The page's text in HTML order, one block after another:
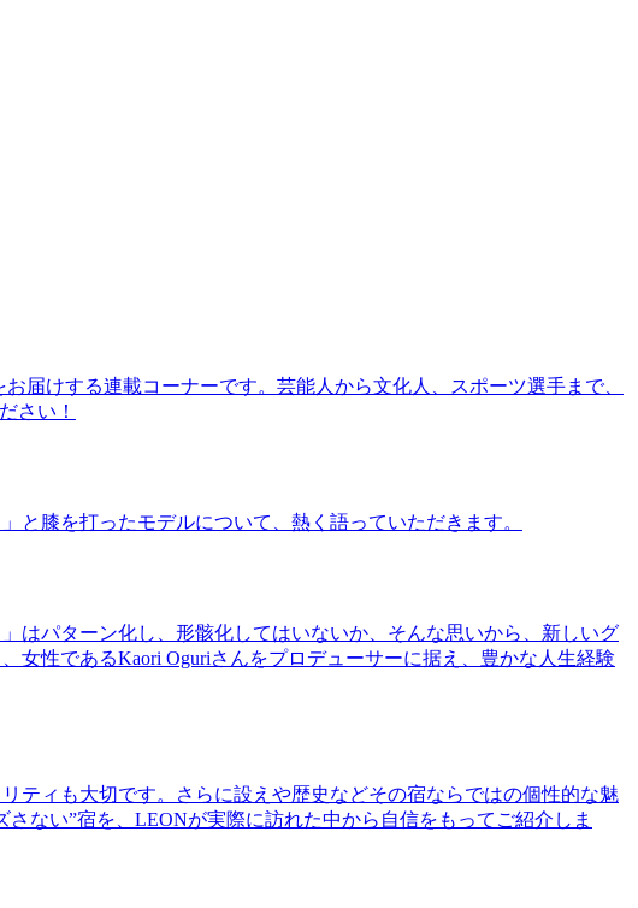
届けする連載コーナーです。芸能人から文化人、スポーツ選手まで、
さい！
膝を打ったモデルについて、熱く語っていただきます。
はパターン化し、形骸化してはいないか、そんな思いから、新しいグ
女性であるKaori Oguriさんをプロデューサーに据え、豊かな人生経験
ィも大切です。さらに設えや歴史などその宿ならではの個性的な魅
ない”宿を、LEONが実際に訪れた中から自信をもってご紹介しま